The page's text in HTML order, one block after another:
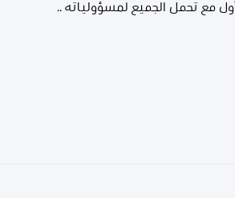
مع تحمل الجميع لمسؤولياته ..